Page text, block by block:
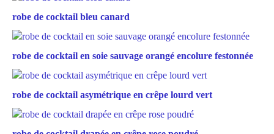
robe de cocktail bleu canard
robe de cocktail en soie sauvage orangé encolure festonnée
robe de cocktail asymétrique en crêpe lourd vert